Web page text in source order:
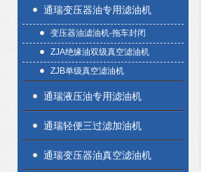
通瑞变压器油专用滤油机
变压器油滤油机-拖车封闭
ZJA绝缘油双级真空滤油机
ZJB单级真空滤油机
通瑞液压油专用滤油机
通瑞轻便三过滤加油机
通瑞变压器油真空滤油机